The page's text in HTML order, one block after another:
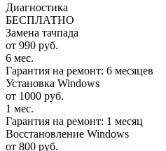
Диагностика
БЕСПЛАТНО
Замена тачпада
от 990 руб.
6 мес.
Гарантия на ремонт: 6 месяцев
Установка Windows
от 1000 руб.
1 мес.
Гарантия на ремонт: 1 месяц
Восстановление Windows
от 800 руб.